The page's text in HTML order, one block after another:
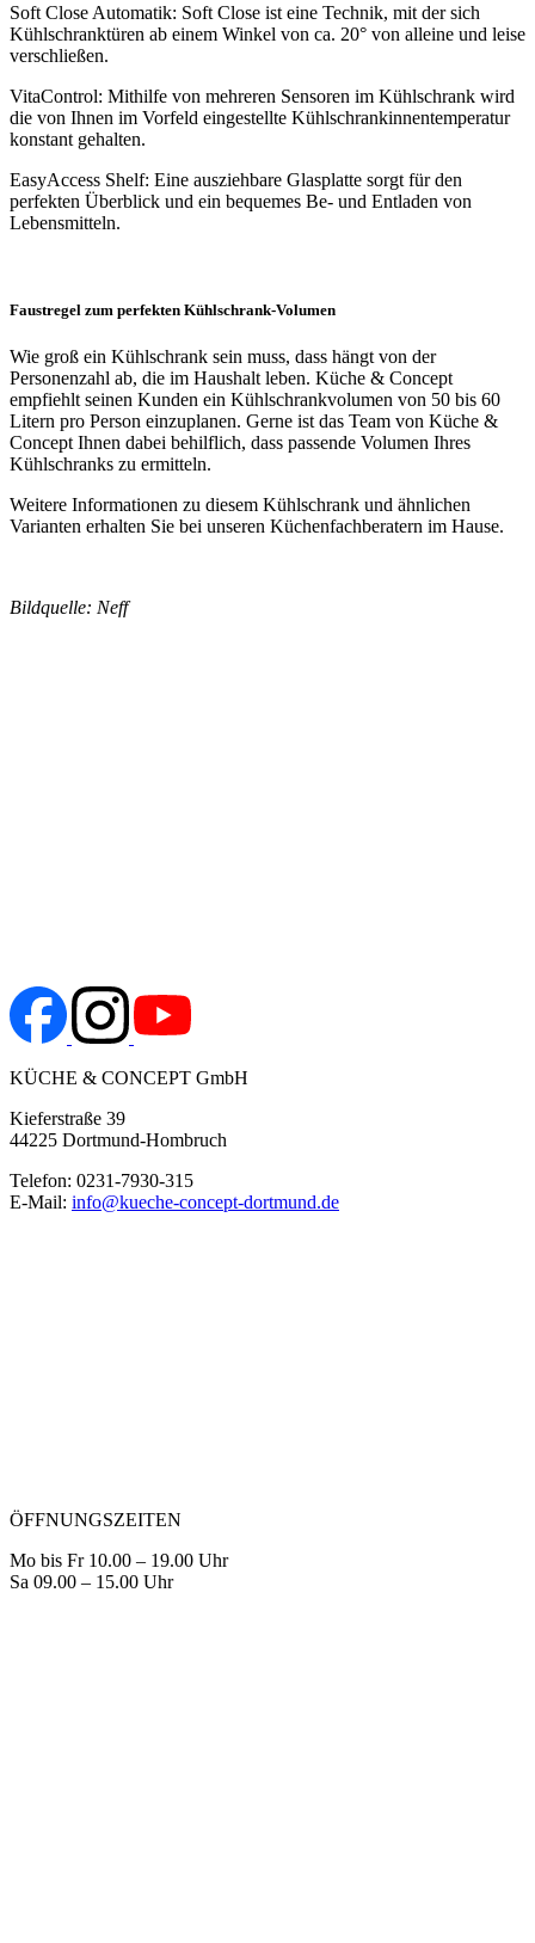
Soft Close Automatik: Soft Close ist eine Technik, mit der sich
Kühlschranktüren ab einem Winkel von ca. 20° von alleine und leise
verschließen.
VitaControl: Mithilfe von mehreren Sensoren im Kühlschrank wird
die von Ihnen im Vorfeld eingestellte Kühlschrankinnentemperatur
konstant gehalten.
EasyAccess Shelf: Eine ausziehbare Glasplatte sorgt für den
perfekten Überblick und ein bequemes Be- und Entladen von
Lebensmitteln.
Faustregel zum perfekten Kühlschrank-Volumen
Wie groß ein Kühlschrank sein muss, dass hängt von der
Personenzahl ab, die im Haushalt leben. Küche & Concept
empfiehlt seinen Kunden ein Kühlschrankvolumen von 50 bis 60
Litern pro Person einzuplanen. Gerne ist das Team von Küche &
Concept Ihnen dabei behilflich, dass passende Volumen Ihres
Kühlschranks zu ermitteln.
Weitere Informationen zu diesem Kühlschrank und ähnlichen
Varianten erhalten Sie bei unseren Küchenfachberatern im Hause.
Bildquelle: Neff
KÜCHE & CONCEPT GmbH
Kieferstraße 39
44225 Dortmund-Hombruch
Telefon: 0231-7930-315
E-Mail: info@kueche-concept-dortmund.de
ÖFFNUNGSZEITEN
Mo bis Fr 10.00 – 19.00 Uhr
Sa 09.00 – 15.00 Uhr